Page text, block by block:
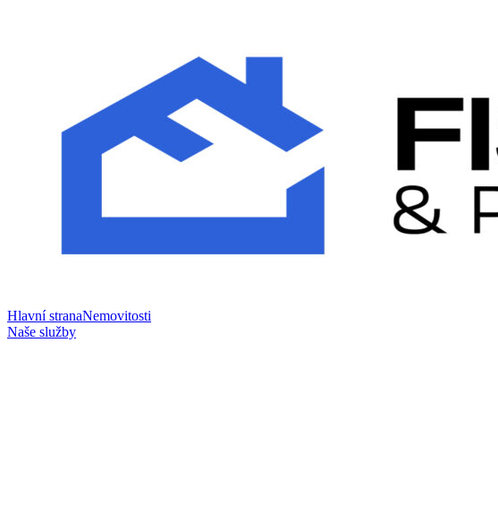
Hlavní stranaNemovitosti
Naše služby